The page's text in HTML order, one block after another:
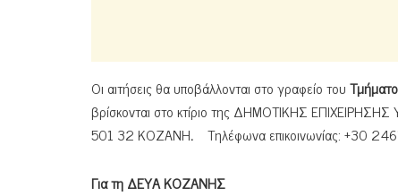
Οι αιτήσεις θα υποβάλλονται στο γραφείο του
βρίσκονται στο κτίριο της ΔΗΜΟΤΙΚΗΣ
501 32 ΚΟΖΑΝΗ. Τηλέφωνα επικοινωνίας: +30
Για τη ΔΕΥΑ ΚΟΖΑΝΗΣ